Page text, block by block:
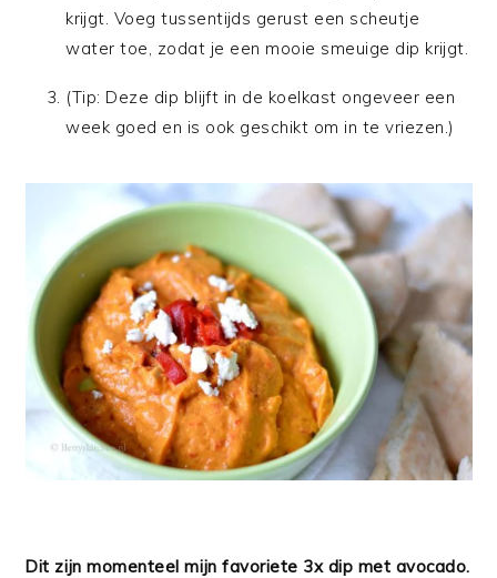
krijgt. Voeg tussentijds gerust een scheutje
water toe, zodat je een mooie smeuige dip krijgt.
(Tip: Deze dip blijft in de koelkast ongeveer een
week goed en is ook geschikt om in te vriezen.)
Dit zijn momenteel mijn favoriete 3x dip met avocado.